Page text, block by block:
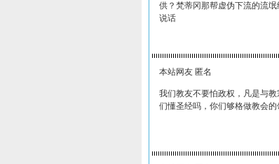
供？梵蒂冈那帮虚伪下流的流
说话
本站网友 匿名
我们教友不要怕政权，凡是与
们懂圣经吗，你们够格做教会